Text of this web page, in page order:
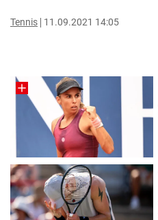
Tennis 11.09.2021 14:05